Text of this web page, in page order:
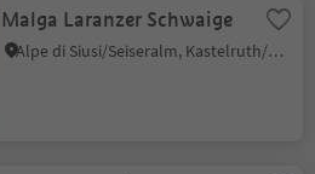
Malga Laranzer Schwaige
Alpe di Siusi/Seiseralm, Kastelruth/Castelrotto, Dolomites Region Seiser Alm